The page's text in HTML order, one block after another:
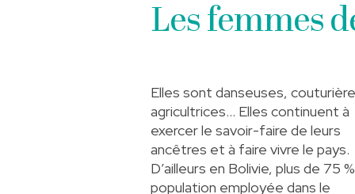
Les femmes
Elles sont danseuses,
agricultrices… Elles continuent à
exercer le savoir-faire de leurs
ancêtres et à faire vivre le pays.
D’ailleurs en Bolivie, plus de 75
population employée dans le